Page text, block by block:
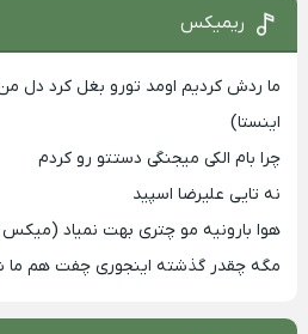
ریمیکس
ما ردش کردیم اومد تورو بغل کرد دل
اینستا)
چرا بام الکی میجنگی دستتو رو کردم
نه تایی علیرضا اسپید
هوا بارونیه مو چتری بهت نمیاد
مگه چقدر گذشته اینجوری چفت هم ما